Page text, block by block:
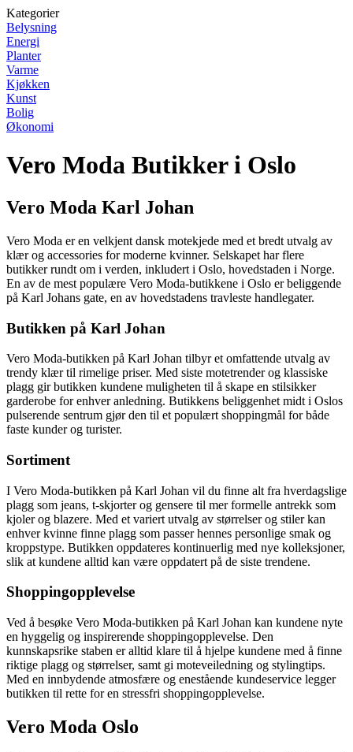
Kategorier
Belysning
Energi
Planter
Varme
Kjøkken
Kunst
Bolig
Økonomi
Vero Moda Butikker i Oslo
Vero Moda Karl Johan
Vero Moda er en velkjent dansk motekjede med et bredt utvalg av
klær og accessories for moderne kvinner. Selskapet har flere
butikker rundt om i verden, inkludert i Oslo, hovedstaden i Norge.
En av de mest populære Vero Moda-butikkene i Oslo er beliggende
på Karl Johans gate, en av hovedstadens travleste handlegater.
Butikken på Karl Johan
Vero Moda-butikken på Karl Johan tilbyr et omfattende utvalg av
trendy klær til rimelige priser. Med siste motetrender og klassiske
plagg gir butikken kundene muligheten til å skape en stilsikker
garderobe for enhver anledning. Butikkens beliggenhet midt i Oslos
pulserende sentrum gjør den til et populært shoppingmål for både
faste kunder og turister.
Sortiment
I Vero Moda-butikken på Karl Johan vil du finne alt fra hverdagslige
plagg som jeans, t-skjorter og gensere til mer formelle antrekk som
kjoler og blazere. Med et variert utvalg av størrelser og stiler kan
enhver kvinne finne plagg som passer hennes personlige smak og
kroppstype. Butikken oppdateres kontinuerlig med nye kolleksjoner,
slik at kundene alltid kan være oppdatert på de siste trendene.
Shoppingopplevelse
Ved å besøke Vero Moda-butikken på Karl Johan kan kundene nyte
en hyggelig og inspirerende shoppingopplevelse. Den
kunnskapsrike staben er alltid klare til å hjelpe kundene med å finne
riktige plagg og størrelser, samt gi moteveiledning og stylingtips.
Med en innbydende atmosfære og enestående kundeservice legger
butikken til rette for en stressfri shoppingopplevelse.
Vero Moda Oslo